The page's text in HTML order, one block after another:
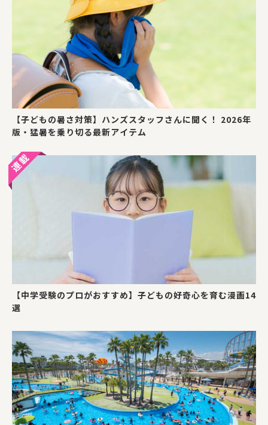
【子どもの暑さ対策】ハンズスタッフさんに聞く！ 2026年
版・猛暑を乗り切る最新アイテム
【中学受験のプロがおすすめ】子どもの好奇心を育む漫画14
選